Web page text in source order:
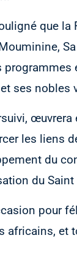
que
ses nobles
les liens
du
du
pour
africains, et